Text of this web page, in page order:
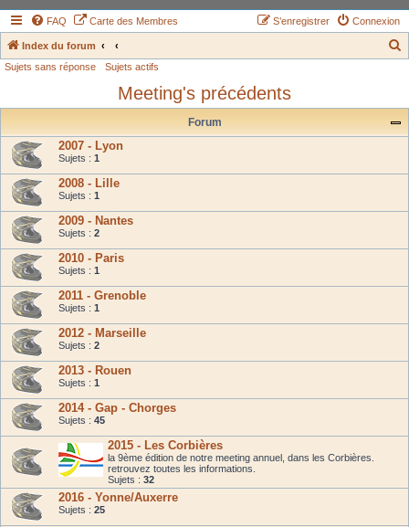
FAQ Carte des Membres Connexion
S’enregistrer
Index du forum
h
e
c
Sujets sans réponse Sujets actifs
Meeting's précédents
Forum
2007 - Lyon
Sujets : 1
2008 - Lille
Sujets : 1
2009 - Nantes
Sujets : 2
2010 - Paris
Sujets : 1
2011 - Grenoble
Sujets : 1
2012 - Marseille
Sujets : 2
2013 - Rouen
Sujets : 1
2014 - Gap - Chorges
Sujets : 45
2015 - Les Corbières
la 9ème édition de notre meeting annuel, dans les Corbières.
retrouvez toutes les informations.
Sujets : 32
2016 - Yonne/Auxerre
Sujets : 25